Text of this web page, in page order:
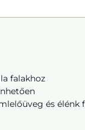
falakhoz
és